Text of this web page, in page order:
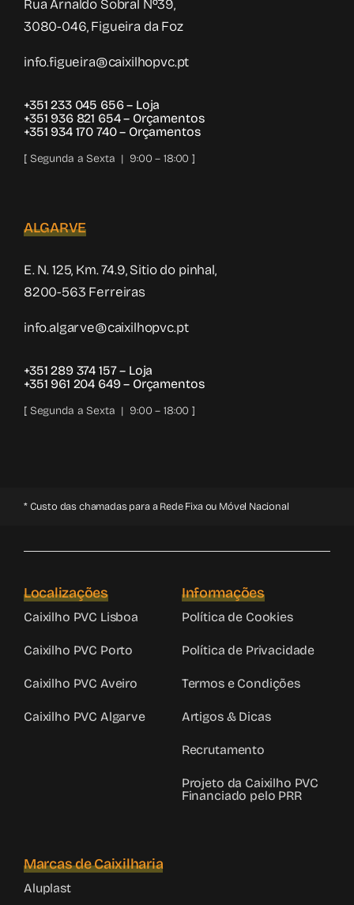
Rua Arnaldo Sobral Nº39,
3080-046, Figueira da Foz
info.figueira@caixilhopvc.pt
+351 233 045 656– Loja
+351 936 821 654– Orçamentos
+351 934 170 740– Orçamentos
[ Segunda a Sexta | 9:00 – 18:00 ]
ALGARVE
E. N. 125, Km. 74.9, Sitio do pinhal,
8200-563 Ferreiras
info.algarve@caixilhopvc.pt
+351 289 374 157– Loja
+351 961 204 649– Orçamentos
[ Segunda a Sexta | 9:00 – 18:00 ]
* Custo das chamadas para a Rede Fixa ou Móvel Nacional
Localizações
Caixilho PVC Lisboa
Caixilho PVC Porto
Caixilho PVC Aveiro
Caixilho PVC Algarve
Informações
Política de Cookies
Política de Privacidade
Termos e Condições
Artigos & Dicas
Recrutamento
Projeto da Caixilho PVC
Financiado pelo PRR
Marcas de Caixilharia
Aluplast